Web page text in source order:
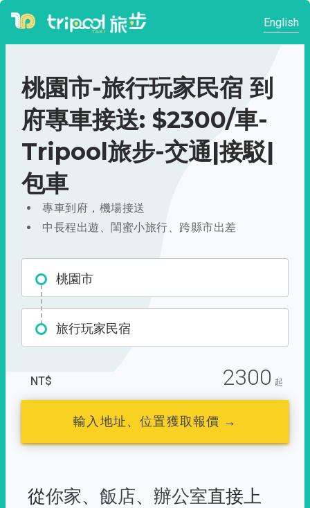
English
桃園市-旅行玩家民宿 到
府專車接送: $2300/車-
Tripool旅步-交通|接駁|
包車
專車到府，機場接送
中長程出遊、閨蜜小旅行、跨縣市出差
桃園市
旅行玩家民宿
NT$ 2300 起
輸入地址、位置獲取報價 →
從你家、 飯店、 辦公室直接上